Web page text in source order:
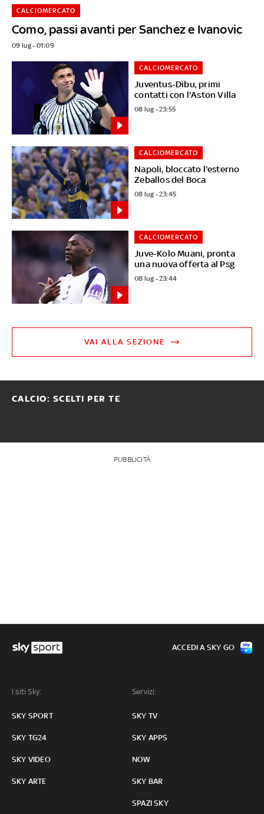
Como, passi avanti per Sanchez e Ivanovic
CALCIOMERCATO
09 lug - 01:09
Juventus-Dibu, primi
contatti con l'Aston Villa
CALCIOMERCATO
08 lug - 23:55
Napoli, bloccato l'esterno
Zeballos del Boca
CALCIOMERCATO
08 lug - 23:45
Juve-Kolo Muani, pronta
una nuova offerta al Psg
CALCIOMERCATO
08 lug - 23:44
VAI ALLA SEZIONE
CALCIO: SCELTI PER TE
PUBBLICITÀ
I siti Sky:
SKY SPORT
SKY TG24
SKY VIDEO
SKY ARTE
Servizi:
SKY TV
SKY APPS
NOW
SKY BAR
SPAZI SKY
ACCEDI A SKY GO